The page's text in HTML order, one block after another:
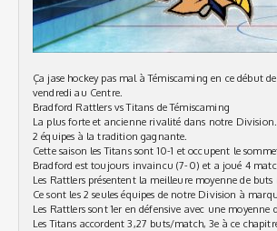
Ça jase hockey pas mal à Témiscaming en ce début
vendredi au Centre.
Bradford Rattlers vs Titans de Témiscaming
La plus forte et ancienne rivalité dans notre Division.
2 équipes à la tradition gagnante.
Cette saison les Titans sont 10-1 et occupent le
Bradford est toujours invaincu (7-0) et a joué 4
Les Rattlers présentent la meilleure moyenne de
Ce sont les 2 seules équipes de notre Division à
Les Rattlers sont 1er en défensive avec une moyenne
Les Titans accordent 3,27 buts/match, 3e à ce